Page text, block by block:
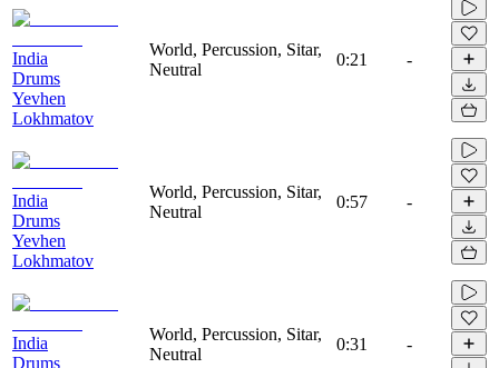
India
Drums
Yevhen
Lokhmatov
World, Percussion, Sitar,
Neutral
0:21 -
India
Drums
Yevhen
Lokhmatov
World, Percussion, Sitar,
Neutral
0:57 -
India
Drums
World, Percussion, Sitar,
Neutral
0:31 -